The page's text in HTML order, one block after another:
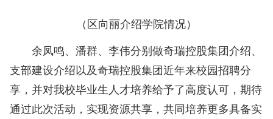
（区向丽介绍学院情况）
余凤鸣、潘群、李伟分别做奇瑞控股集团介绍、
支部建设介绍以及奇瑞控股集团近年来校园招聘分
享，并对我校毕业生人才培养给予了高度认可，期待
通过此次活动，实现资源共享，共同培养更多具备实